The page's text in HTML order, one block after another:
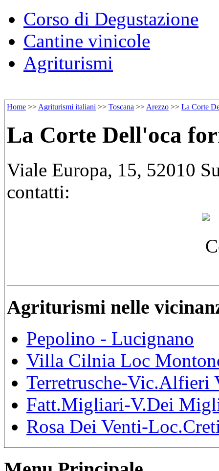
Corso di Degustazione
Cantine vinicole
Agriturismi
Home >> Agriturismi italiani >> Toscana >> Arezzo >> La Corte
La Corte Dell'oca
Viale Europa, 15, 52010
contatti:
Agriturismi nelle
Pepolino - Lucignano
Villa Cilnia Loc
Terretrusche-Vic.Alfieri
Fatt.Migliari-V.Dei
Rosa Dei Venti-